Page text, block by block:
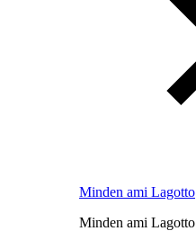
Minden ami Lagotto
Minden ami Lagotto